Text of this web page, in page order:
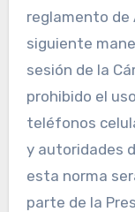
reglamento de
siguiente
sesión de la
prohibido el
teléfonos
y autoridades
esta norma
parte de la